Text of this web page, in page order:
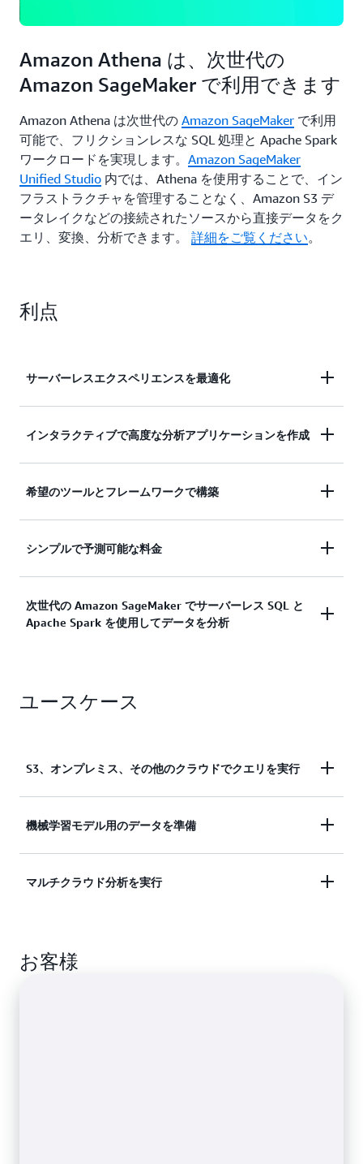
Amazon Athena は、次世代の
Amazon SageMaker で利用できます
Amazon Athena は次世代の Amazon SageMaker で利用
可能で、フリクションレスな SQL 処理と Apache Spark
ワークロードを実現します。 Amazon SageMaker
Unified Studio 内では、Athena を使用することで、イン
フラストラクチャを管理することなく、Amazon S3 デ
ータレイクなどの接続されたソースから直接データをク
エリ、変換、分析できます。 詳細をご覧ください。
利点
サーバーレスエクスペリエンスを最適化
サーバーレスエクスペリエンスを使用して、SQL ま
詳細
インタラクティブで高度な分析アプリケーションを作成
オンプレミス、データレイク、またはクラウドスト
詳細はこちら
希望のツールとフレームワークで構築
言語オプション、オープンデータ形式、オープンソ
詳細はこちら
シンプルで予測可能な料金
シンプルで予測可能な料金。実行したクエリ、また
は使用したコンピューティングに基づく料金を支払
次世代の Amazon SageMaker でサーバーレス SQL と
Apache Spark を使用してデータを分析
Athena では、直感的なクエリエディタを使用して
セキュアに共有することで、リアルタイムのコラボ
レーションが可能になり、インサイトを得るまでの
ユースケース
S3、オンプレミス、その他のクラウドでクエリを実行
単一の SQL クエリを送信して、S3、オンプレミ
よびカスタムデータソース内のデータを分析しま
データコネクタの詳細はこちら
機械学習モデル用のデータを準備
SQL クエリまたは Python で機械学習モデルを使用
SQL クエリと機械学習モデルの詳細はこちら
マルチクラウド分析を実行
Analytics データをクエリし、結果を視覚化しま
お客様